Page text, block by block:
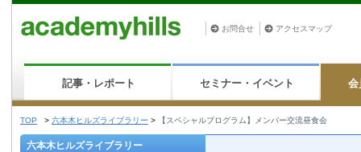
お問合せ アクセスマップ
記事・レポート セミナー・イベント 会
TOP > 六本木ヒルズライブラリー > 【スペシャルプログラム】メンバー交流昼食会
六本木ヒルズライブラリー